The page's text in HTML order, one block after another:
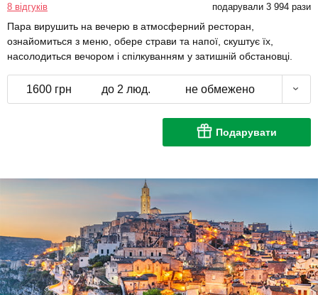
8 відгуків подарували 3 994 рази
Пара вирушить на вечерю в атмосферний ресторан,
ознайомиться з меню, обере страви та напої, скуштує їх,
насолодиться вечором і спілкуванням у затишній обстановці.
1600 грн до 2 люд. не обмежено
Подарувати